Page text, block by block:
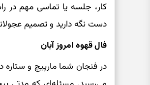
کار، جلسه یا تماسی مهم در
دست نگه دارید و تصمیم
فال قهوه امروز آبان
در فنجان شما مارپیچ و